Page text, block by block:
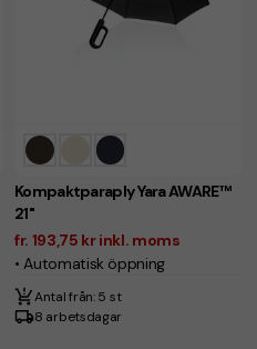
Kompaktparaply Yara AWARE™
21"
fr. 193,75 kr inkl. moms
• Automatisk öppning
Antal från: 5 st
8 arbetsdagar